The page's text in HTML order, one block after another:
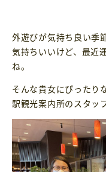
外遊びが気持ち良い季
気持ちいいけど、最近
ね。
そんな貴女にぴったり
駅観光案内所のスタッ